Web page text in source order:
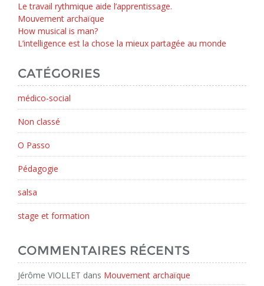
Le travail rythmique aide l’apprentissage.
Mouvement archaïque
How musical is man?
L’intelligence est la chose la mieux partagée au monde
CATÉGORIES
médico-social
Non classé
O Passo
Pédagogie
salsa
stage et formation
COMMENTAIRES RÉCENTS
Jérôme VIOLLET dans Mouvement archaïque